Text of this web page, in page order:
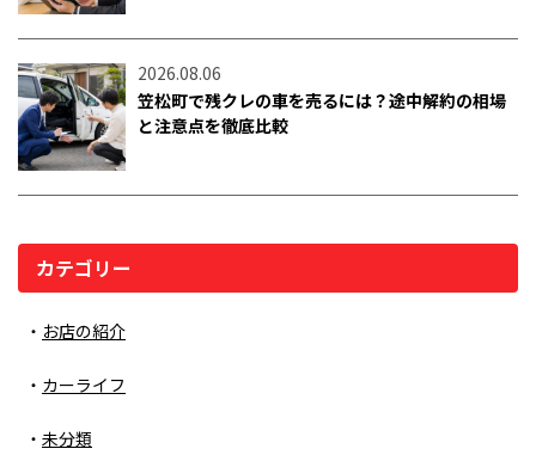
2026.08.06
笠松町で残クレの車を売るには？途中解約の相場
と注意点を徹底比較
カテゴリー
お店の紹介
カーライフ
未分類